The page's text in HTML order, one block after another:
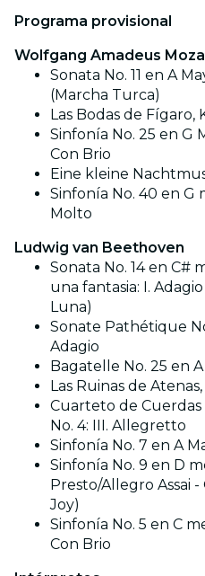
Programa provisional
Wolfgang Amadeus
Sonata No. 11 en A
(Marcha Turca)
Las Bodas de Fígaro,
Sinfonía No. 25 en G
Con Brio
Eine kleine
Sinfonía No. 40 en G
Molto
Ludwig van Beethoven
Sonata No. 14 en C#
una fantasia: I.
Luna)
Sonate Pathétique
Adagio
Bagatelle No. 25 en
Las Ruinas de
Cuarteto de Cuerdas
No. 4: III. Allegretto
Sinfonía No. 7 en A
Sinfonía No. 9 en D
Presto/Allegro Assai
Joy)
Sinfonía No. 5 en C
Con Brio